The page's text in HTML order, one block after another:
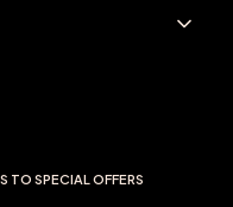
TO SPECIAL OFFERS